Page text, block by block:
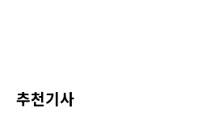
추천기사